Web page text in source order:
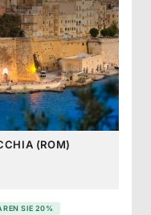
(ROM)
SIE 20%